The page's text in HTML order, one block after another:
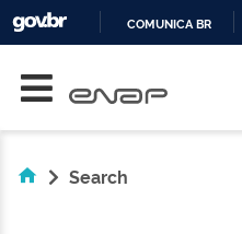
COMUNICA BR
Search